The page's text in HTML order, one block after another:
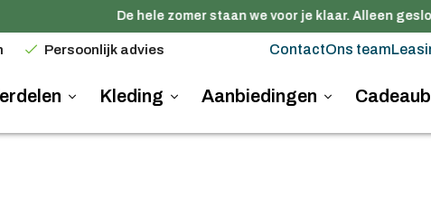
De hele zomer staan we voor je klaar. Alleen
Persoonlijk advies ContactOns team
Kleding Aanbiedingen